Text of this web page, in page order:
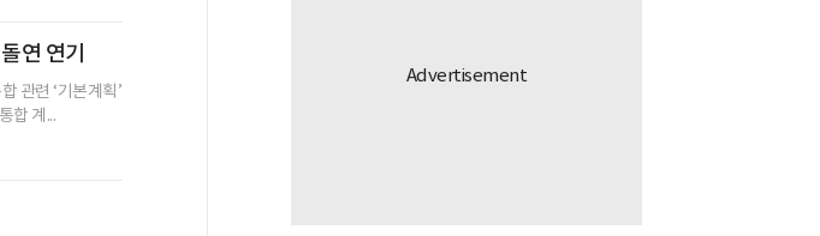
연 연기
관련 ‘기본계획’
합 계...